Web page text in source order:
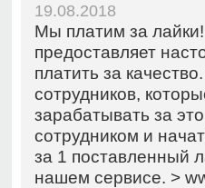
19.08.2018
Мы платим за
предоставляет
платить за
сотрудников,
зарабатывать за
сотрудником и
за 1 поставленный
нашем сервисе. >